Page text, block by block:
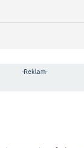
-Reklam-